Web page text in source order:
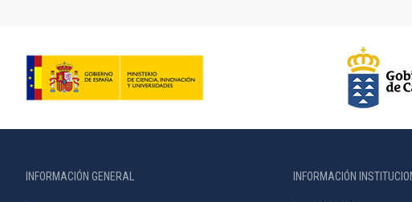
INFORMACIÓN GENERAL INFORMACIÓN